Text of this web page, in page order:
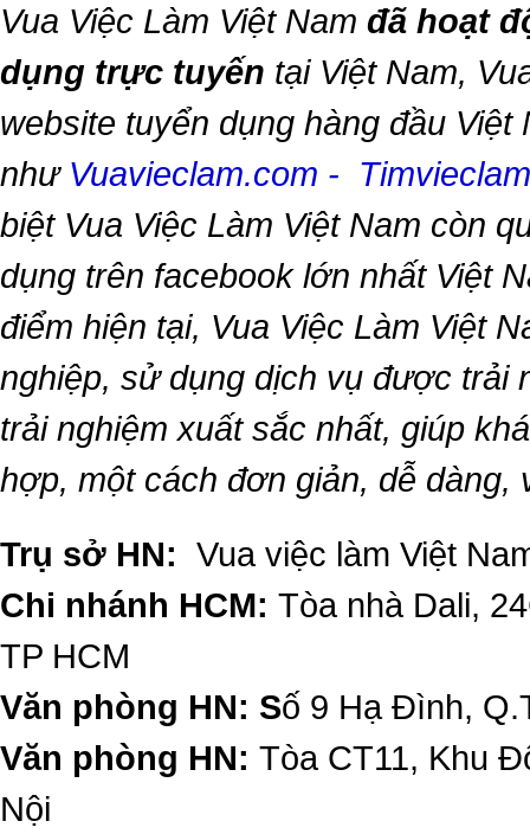
Vua Việc Làm Việt Nam đã hoạt
dụng trực tuyến tại Việt Nam,
website tuyển dụng hàng đầu Việt
như Vuavieclam.com -
biệt Vua Việc Làm Việt Nam còn
dụng trên facebook lớn nhất Việt
điểm hiện tại, Vua Việc Làm Việt
nghiệp, sử dụng dịch vụ được trải
trải nghiệm xuất sắc nhất, giúp
hợp, một cách đơn giản, dễ dàng,
Trụ sở HN: Vua việc làm Việt
Chi nhánh HCM: Tòa nhà Dali,
TP HCM
Văn phòng HN: Số 9 Hạ Đình,
Văn phòng HN: Tòa CT11, Khu
Nội